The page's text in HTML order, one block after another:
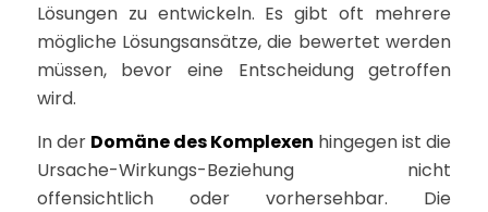
Lösungen zu entwickeln. Es gibt oft mehrere
mögliche Lösungsansätze, die bewertet werden
müssen, bevor eine Entscheidung getroffen
wird.
In der Domäne des Komplexen hingegen ist die
Ursache-Wirkungs-Beziehung nicht
offensichtlich oder vorhersehbar. Die